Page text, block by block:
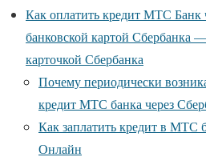
Как оплатить кредит МТС Банк
банковской картой
карточкой Сбербанка
Почему периодически
кредит МТС банка через
Как заплатить кредит в МТС
Онлайн